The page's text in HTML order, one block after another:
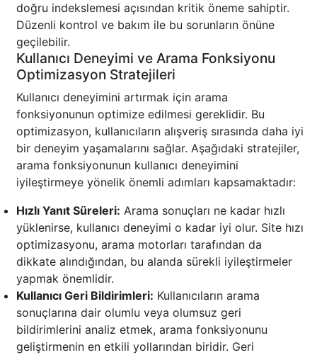
doğru indekslemesi açısından kritik öneme sahiptir.
Düzenli kontrol ve bakım ile bu sorunların önüne
geçilebilir.
Kullanıcı Deneyimi ve Arama Fonksiyonu
Optimizasyon Stratejileri
Kullanıcı deneyimini artırmak için arama
fonksiyonunun optimize edilmesi gereklidir. Bu
optimizasyon, kullanıcıların alışveriş sırasında daha iyi
bir deneyim yaşamalarını sağlar. Aşağıdaki stratejiler,
arama fonksiyonunun kullanıcı deneyimini
iyileştirmeye yönelik önemli adımları kapsamaktadır:
Hızlı Yanıt Süreleri: Arama sonuçları ne kadar hızlı
yüklenirse, kullanıcı deneyimi o kadar iyi olur. Site hızı
optimizasyonu, arama motorları tarafından da
dikkate alındığından, bu alanda sürekli iyileştirmeler
yapmak önemlidir.
Kullanıcı Geri Bildirimleri: Kullanıcıların arama
sonuçlarına dair olumlu veya olumsuz geri
bildirimlerini analiz etmek, arama fonksiyonunu
geliştirmenin en etkili yollarından biridir. Geri